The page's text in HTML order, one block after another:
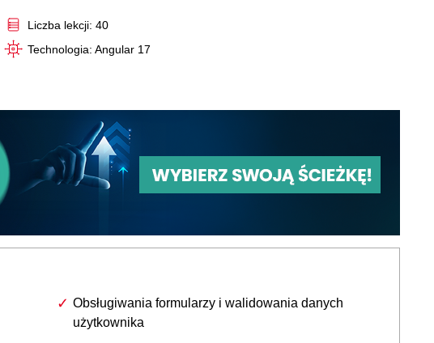
Liczba lekcji: 40
Technologia: Angular 17
Obsługiwania formularzy i walidowania danych
użytkownika